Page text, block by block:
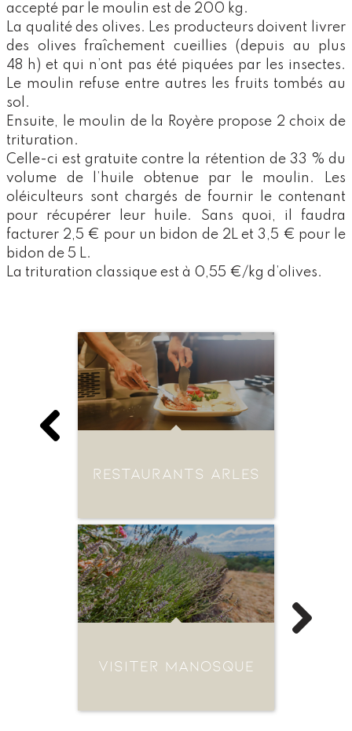
accepté par le moulin est de 200 kg.
La qualité des olives. Les producteurs doivent livrer
des olives fraîchement cueillies (depuis au plus
48 h) et qui n’ont pas été piquées par les insectes.
Le moulin refuse entre autres les fruits tombés au
sol.
Ensuite, le moulin de la Royère propose 2 choix de
trituration.
Celle-ci est gratuite contre la rétention de 33 % du
volume de l’huile obtenue par le moulin. Les
oléiculteurs sont chargés de fournir le contenant
pour récupérer leur huile. Sans quoi, il faudra
facturer 2,5 € pour un bidon de 2L et 3,5 € pour le
bidon de 5 L.
La trituration classique est à 0,55 €/kg d’olives.
RESTAURANTS ARLES
VISITER MANOSQUE